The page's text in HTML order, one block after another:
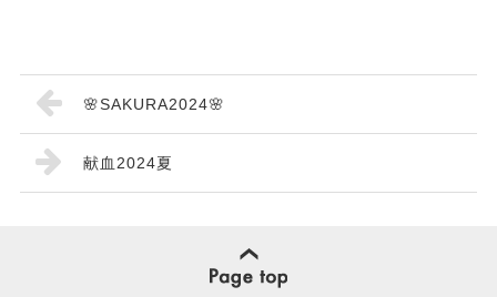
🌸SAKURA2024🌸
献血2024夏